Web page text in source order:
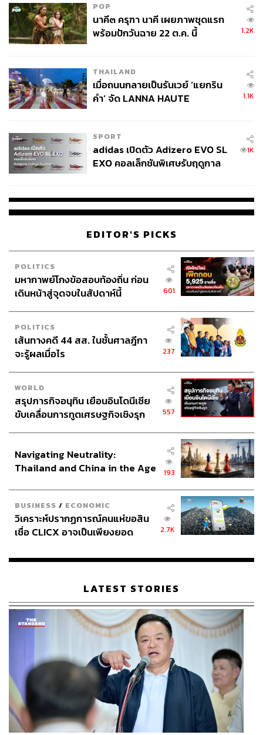
POP
นาคี๓ ครุฑา นาคี เผยภาพชุดแรก
พร้อมปักวันฉาย 22 ต.ค. นี้
1.2K
THAILAND
เมื่อถนนกลายเป็นรันเวย์ ‘แยกริน
คำ’ จัด LANNA HAUTE
1.1K
SPORT
adidas เปิดตัว Adizero EVO SL
EXO คอลเล็กชันพิเศษรับฤดูกาล
1K
EDITOR'S PICKS
POLITICS
มหากาพย์โกงข้อสอบท้องถิ่น ก่อน
เดินหน้าสู่จุดจบในสัปดาห์นี้
601
POLITICS
เส้นทางคดี 44 สส. ในชั้นศาลฎีกา
จะรู้ผลเมื่อไร
237
WORLD
สรุปภารกิจอนุทิน เยือนอินโดนีเซีย
ขับเคลื่อนการทูตเศรษฐกิจเชิงรุก
557
Navigating Neutrality:
Thailand and China in the Age
193
BUSINESS / ECONOMIC
วิเคราะห์ปรากฏการณ์คนแห่ขอสิน
เชื่อ CLICX อาจเป็นเพียงยอด
เรือนไทยที่ถูกซุกไว้
2.7K
LATEST STORIES